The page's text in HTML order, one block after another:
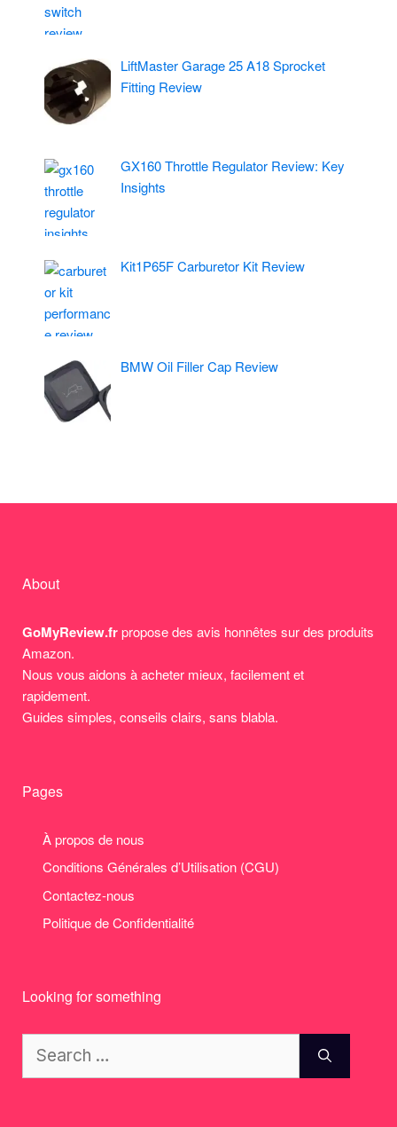
LiftMaster Garage 25 A18 Sprocket
Fitting Review
GX160 Throttle Regulator Review: Key
Insights
Kit1P65F Carburetor Kit Review
BMW Oil Filler Cap Review
About
GoMyReview.frpropose des avis honnêtes sur des produits
Amazon.
Nous vous aidons à acheter mieux, facilement et
rapidement.
Guides simples, conseils clairs, sans blabla.
Pages
À propos de nous
Conditions Générales d’Utilisation (CGU)
Contactez-nous
Politique de Confidentialité
Looking for something
for: